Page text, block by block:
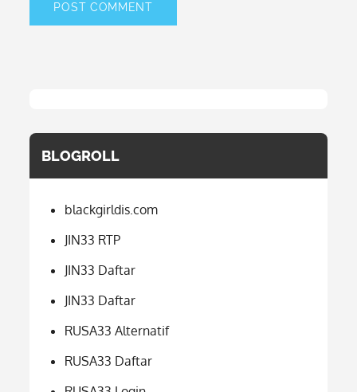
BLOGROLL
blackgirldis.com
JIN33 RTP
JIN33 Daftar
JIN33 Daftar
RUSA33 Alternatif
RUSA33 Daftar